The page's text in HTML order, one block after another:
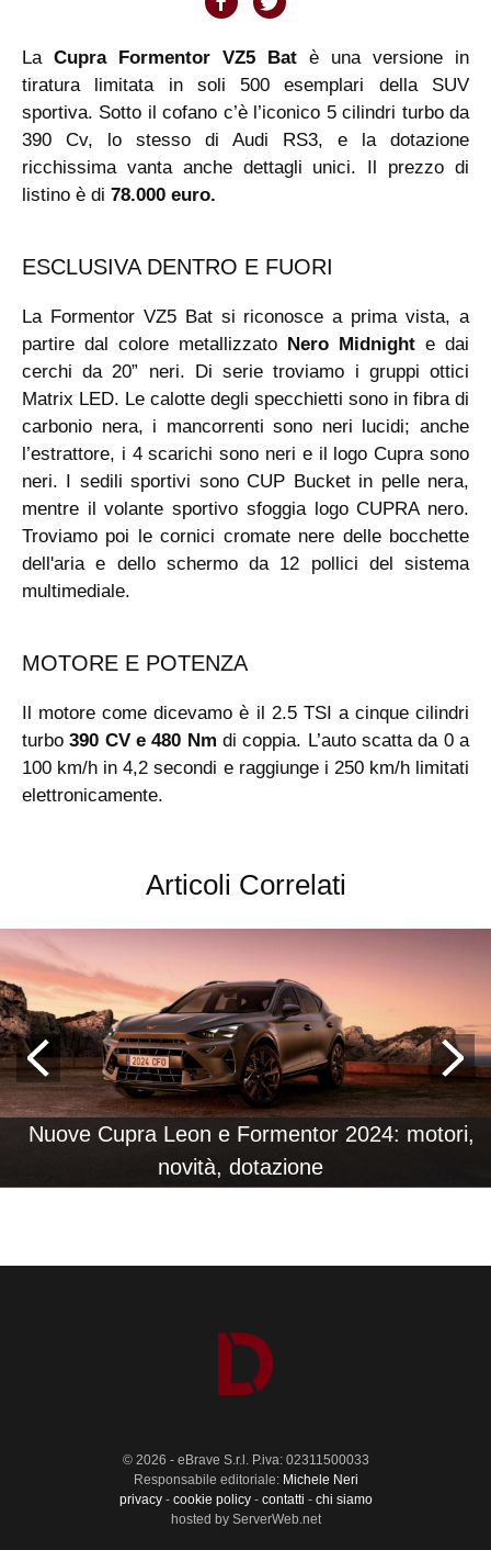
La Cupra Formentor VZ5 Bat è una versione in
tiratura limitata in soli 500 esemplari della SUV
sportiva. Sotto il cofano c’è l’iconico 5 cilindri turbo da
390 Cv, lo stesso di Audi RS3, e la dotazione
ricchissima vanta anche dettagli unici. Il prezzo di
listino è di 78.000 euro.
ESCLUSIVA DENTRO E FUORI
La Formentor VZ5 Bat si riconosce a prima vista, a
partire dal colore metallizzato Nero Midnight e dai
cerchi da 20” neri. Di serie troviamo i gruppi ottici
Matrix LED. Le calotte degli specchietti sono in fibra di
carbonio nera, i mancorrenti sono neri lucidi; anche
l’estrattore, i 4 scarichi sono neri e il logo Cupra sono
neri. I sedili sportivi sono CUP Bucket in pelle nera,
mentre il volante sportivo sfoggia logo CUPRA nero.
Troviamo poi le cornici cromate nere delle bocchette
dell'aria e dello schermo da 12 pollici del sistema
multimediale.
MOTORE E POTENZA
Il motore come dicevamo è il 2.5 TSI a cinque cilindri
turbo390 CV e 480 Nmdi coppia. L’auto scatta da 0 a
100 km/h in 4,2 secondi e raggiunge i 250 km/h limitati
elettronicamente.
Articoli Correlati
Nuove Cupra Leon e Formentor 2024: motori,
novità, dotazione
© 2026 - eBrave S.r.l. P.iva: 02311500033
Responsabile editoriale: Michele Neri
privacy- cookie policy- contatti - chi siamo
hosted by ServerWeb.net